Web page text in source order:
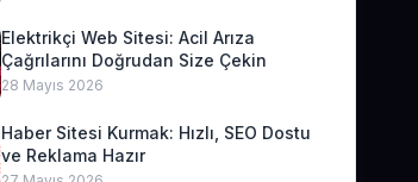
Elektrikçi Web Sitesi: Acil Arıza
Çağrılarını Doğrudan Size Çekin
28 Mayıs 2026
Haber Sitesi Kurmak: Hızlı, SEO Dostu
ve Reklama Hazır